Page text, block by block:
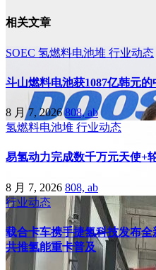
相关文章
SOEC 氢燃料电池堆 行业动态
斗山燃料电池获1087亿韩元
8 月 7, 2026808, ab
氢燃料电池堆 行业动态
易氢动力完成数千万元天使+
8 月 7, 2026 808, ab
行业动态
载合卡车携手捷氢科技发布
共推氢能重卡普及